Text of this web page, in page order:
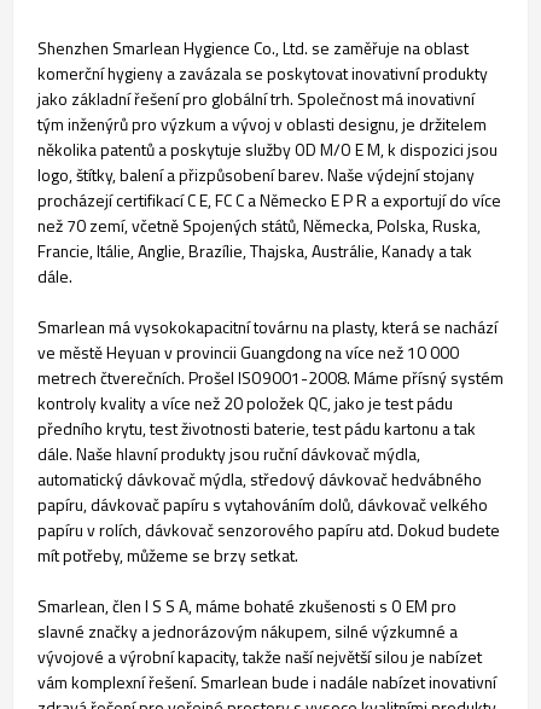
Shenzhen Smarlean Hygience Co., Ltd. se zaměřuje na oblast
komerční hygieny a zavázala se poskytovat inovativní produkty
jako základní řešení pro globální trh. Společnost má inovativní
tým inženýrů pro výzkum a vývoj v oblasti designu, je držitelem
několika patentů a poskytuje služby OD M/O E M, k dispozici jsou
logo, štítky, balení a přizpůsobení barev. Naše výdejní stojany
procházejí certifikací C E, FC C a Německo E P R a exportují do více
než 70 zemí, včetně Spojených států, Německa, Polska, Ruska,
Francie, Itálie, Anglie, Brazílie, Thajska, Austrálie, Kanady a tak
dále.
Smarlean má vysokokapacitní továrnu na plasty, která se nachází
ve městě Heyuan v provincii Guangdong na více než 10 000
metrech čtverečních. Prošel ISO9001-2008. Máme přísný systém
kontroly kvality a více než 20 položek QC, jako je test pádu
předního krytu, test životnosti baterie, test pádu kartonu a tak
dále. Naše hlavní produkty jsou ruční dávkovač mýdla,
automatický dávkovač mýdla, středový dávkovač hedvábného
papíru, dávkovač papíru s vytahováním dolů, dávkovač velkého
papíru v rolích, dávkovač senzorového papíru atd. Dokud budete
mít potřeby, můžeme se brzy setkat.
Smarlean, člen I S S A, máme bohaté zkušenosti s O EM pro
slavné značky a jednorázovým nákupem, silné výzkumné a
vývojové a výrobní kapacity, takže naší největší silou je nabízet
vám komplexní řešení. Smarlean bude i nadále nabízet inovativní